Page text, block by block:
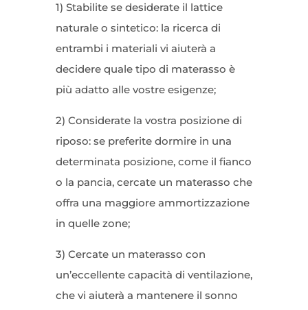
1) Stabilite se desiderate il lattice
naturale o sintetico: la ricerca di
entrambi i materiali vi aiuterà a
decidere quale tipo di materasso è
più adatto alle vostre esigenze;
2) Considerate la vostra posizione di
riposo: se preferite dormire in una
determinata posizione, come il fianco
o la pancia, cercate un materasso che
offra una maggiore ammortizzazione
in quelle zone;
3) Cercate un materasso con
un’eccellente capacità di ventilazione,
che vi aiuterà a mantenere il sonno